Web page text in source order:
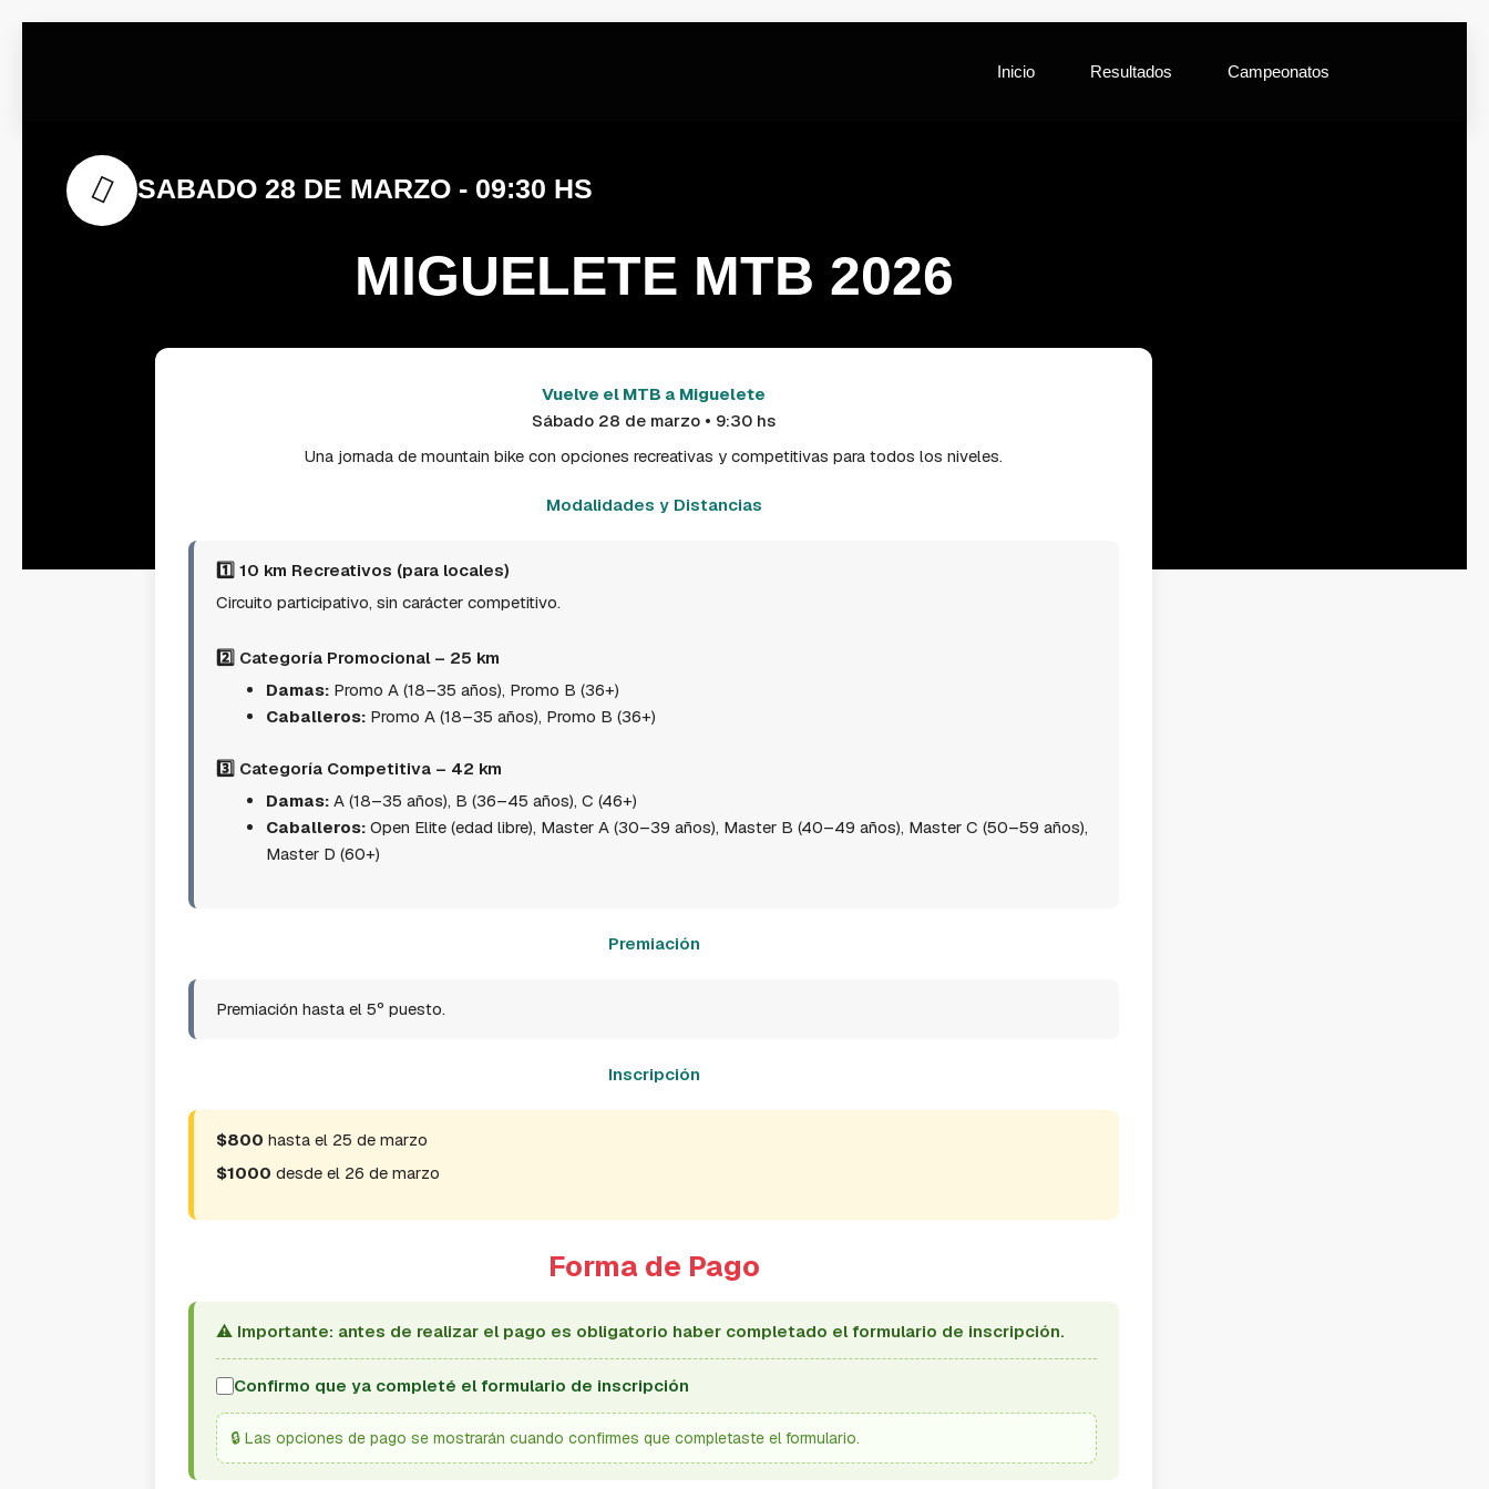
Inicio Resultados Campeonatos
SABADO 28 DE MARZO - 09:30 HS
MIGUELETE MTB 2026
Vuelve el MTB a Miguelete
Sábado 28 de marzo • 9:30 hs
Una jornada de mountain bike con opciones recreativas y competitivas para todos los niveles.
Modalidades y Distancias
1️⃣ 10 km Recreativos (para locales)
Circuito participativo, sin carácter competitivo.
2️⃣ Categoría Promocional – 25 km
Damas: Promo A (18–35 años), Promo B (36+)
Caballeros: Promo A (18–35 años), Promo B (36+)
3️⃣ Categoría Competitiva – 42 km
Damas: A (18–35 años), B (36–45 años), C (46+)
Caballeros: Open Elite (edad libre), Master A (30–39 años), Master B (40–49 años), Master C (50–59 años),
Master D (60+)
Premiación
Premiación hasta el 5º puesto.
Inscripción
$800 hasta el 25 de marzo
$1000 desde el 26 de marzo
Forma de Pago
⚠️ Importante: antes de realizar el pago es obligatorio haber completado el formulario de inscripción.
Confirmo que ya completé el formulario de inscripción
🔒 Las opciones de pago se mostrarán cuando confirmes que completaste el formulario.